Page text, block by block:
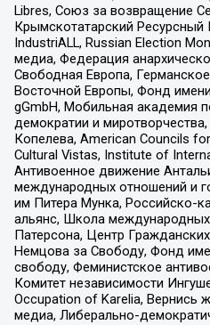
Libres, Союз за возвращение
Крымскотатарский
IndustriALL, Russian Election
медиа, Федерация
Свободная Европа,
Восточной Европы, Фонд
gGmbH, Мобильная академия
демократии и
Копелева, American Councils
Cultural Vistas, Institute of
Антивоенное движение
международных отношений и
им Питера Мунка, Российско-
альянс, Школа
Патерсона, Центр
Немцова за Свободу, Фонд
свободу, Феминистское
Комитет независимости
Occupation of Karelia,
медиа, Либерально-